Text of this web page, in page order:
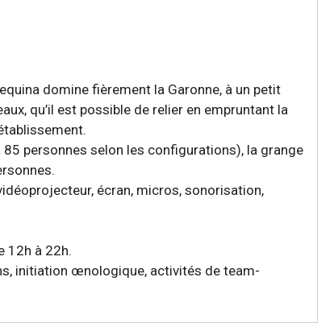
domine fièrement la Garonne, à un petit
qu’il est possible de relier en empruntant la
85 personnes selon les configurations), la grange
écran, micros, sonorisation,
12h à 22h.
initiation œnologique, activités de team-